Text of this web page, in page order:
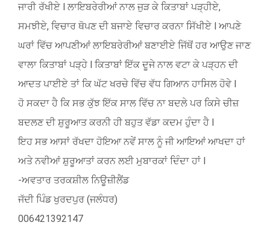
ਜਾਰੀ ਰੱਖੀਏ l ਲਾਇਬਰੇਰੀਆਂ ਨਾਲ ਜੁੜ ਕੇ ਕਿਤਾਬਾਂ ਪੜ੍ਹੀਏ,
ਸਮਝੀਏ, ਵਿਚਾਰ ਥੋਪਣ ਦੀ ਬਜਾਏ ਵਿਚਾਰ ਕਰਨਾ ਸਿੱਖੀਏ l ਆਪਣੇ
ਘਰਾਂ ਵਿੱਚ ਆਪਣੀਆਂ ਲਾਇਬਰੇਰੀਆਂ ਬਣਾਈਏ ਜਿੱਥੋਂ ਹਰ ਆਉਣ ਜਾਣ
ਵਾਲਾ ਕਿਤਾਬਾਂ ਪੜ੍ਹੇ l ਕਿਤਾਬਾਂ ਇੱਕ ਦੂਜੇ ਨਾਲ ਵਟਾ ਕੇ ਪੜ੍ਹਨ ਦੀ
ਆਦਤ ਪਾਈਏ ਤਾਂ ਕਿ ਘੱਟ ਖਰਚੇ ਵਿੱਚ ਵੱਧ ਗਿਆਨ ਹਾਸਿਲ ਹੋਵੇ l
ਹੋ ਸਕਦਾ ਹੈ ਕਿ ਸਭ ਕੁੱਝ ਇੱਕ ਸਾਲ ਵਿੱਚ ਨਾ ਬਦਲੇ ਪਰ ਕਿਸੇ ਚੀਜ਼
ਬਦਲਣ ਦੀ ਸ਼ੁਰੂਆਤ ਕਰਨੀ ਹੀ ਬਹੁਤ ਵੱਡਾ ਕਦਮ ਹੁੰਦਾ ਹੈ l
ਇਹ ਸਭ ਆਸਾਂ ਰੱਖਦਾ ਹੋਇਆ ਨਵੇਂ ਸਾਲ ਨੂੰ ਜੀ ਆਇਆਂ ਆਖਦਾ ਹਾਂ
ਅਤੇ ਨਵੀਆਂ ਸ਼ੁਰੂਆਤਾਂ ਕਰਨ ਲਈ ਮੁਬਾਰਕਾਂ ਦਿੰਦਾ ਹਾਂ l
-ਅਵਤਾਰ ਤਰਕਸ਼ੀਲ ਨਿਊਜ਼ੀਲੈਂਡ
ਜੱਦੀ ਪਿੰਡ ਖੁਰਦਪੁਰ (ਜਲੰਧਰ)
006421392147